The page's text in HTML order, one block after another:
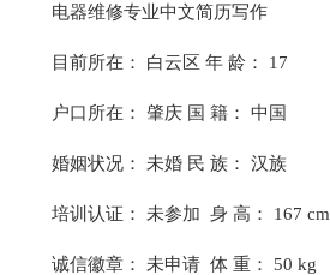
电器维修专业中文简历写作
目前所在： 白云区 年 龄： 17
户口所在： 肇庆 国 籍： 中国
婚姻状况： 未婚 民 族： 汉族
培训认证： 未参加 身 高： 167 cm
诚信徽章： 未申请 体 重： 50 kg